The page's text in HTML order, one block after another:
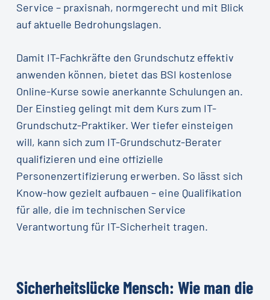
Service – praxisnah, normgerecht und mit Blick
auf aktuelle Bedrohungslagen.
Damit IT-Fachkräfte den Grundschutz effektiv
anwenden können, bietet das BSI kostenlose
Online-Kurse sowie anerkannte Schulungen an.
Der Einstieg gelingt mit dem Kurs zum IT-
Grundschutz-Praktiker. Wer tiefer einsteigen
will, kann sich zum IT-Grundschutz-Berater
qualifizieren und eine offizielle
Personenzertifizierung erwerben. So lässt sich
Know-how gezielt aufbauen – eine Qualifikation
für alle, die im technischen Service
Verantwortung für IT-Sicherheit tragen.
Sicherheitslücke Mensch: Wie man die